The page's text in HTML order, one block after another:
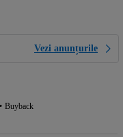
Vezi anunțurile
Buyback